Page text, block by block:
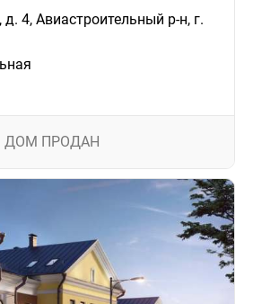
д. 4, Авиастроительный р-н, г.
ДОМ ПРОДАН